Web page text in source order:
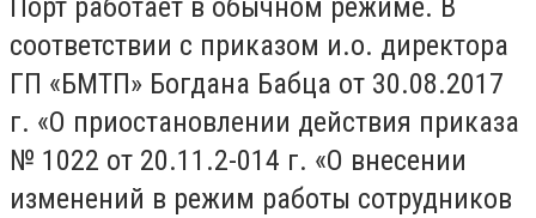
Порт работает в обычном режиме. В
соответствии с приказом и.о. директора
ГП «БМТП» Богдана Бабца от 30.08.2017
г. «О приостановлении действия приказа
№ 1022 от 20.11.2-014 г. «О внесении
изменений в режим работы сотрудников